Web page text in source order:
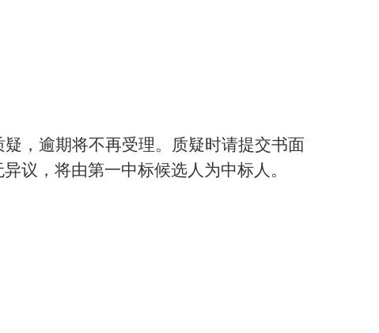
，逾期将不再受理。质疑时请提交书面
议，将由第一中标候选人为中标人。